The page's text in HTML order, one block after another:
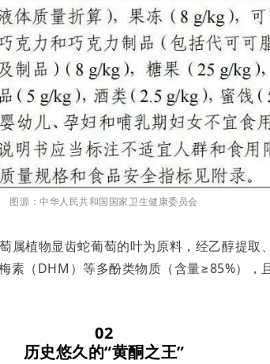
图源：中华人民共和国国家卫生健康委员会
属植物显齿蛇葡萄的叶为原料，经乙醇提取
素（DHM）等多酚类物质（含量≥85%），
02
历史悠久的“黄酮之王”